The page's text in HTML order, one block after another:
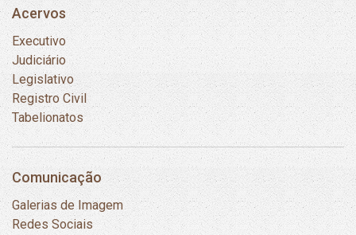
Acervos
Executivo
Judiciário
Legislativo
Registro Civil
Tabelionatos
Comunicação
Galerias de Imagem
Redes Sociais